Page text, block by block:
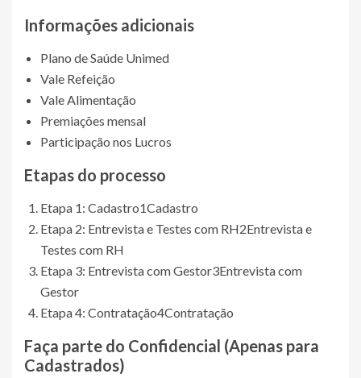
Informações adicionais
Plano de Saúde Unimed
Vale Refeição
Vale Alimentação
Premiações mensal
Participação nos Lucros
Etapas do processo
Etapa 1: Cadastro1Cadastro
Etapa 2: Entrevista e Testes com RH2Entrevista e
Testes com RH
Etapa 3: Entrevista com Gestor3Entrevista com
Gestor
Etapa 4: Contratação4Contratação
Faça parte do Confidencial (Apenas para
Cadastrados)